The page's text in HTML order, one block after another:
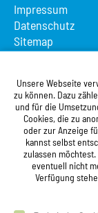
Unsere Webseite
zu können. Dazu
und für die
Cookies, die zu
oder zur Anzeige
kannst selbst
zulassen
eventuell nicht
Verfügung
Impressum
Datenschutz
Sitemap
Suche
Registrierung
Anstalt des
Xylanderstraße 17
76829 Landau in